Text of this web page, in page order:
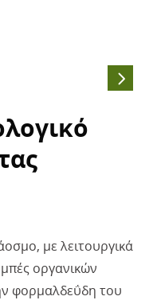
με λειτουργικά
οργανικών
φορμαλδεΰδη του